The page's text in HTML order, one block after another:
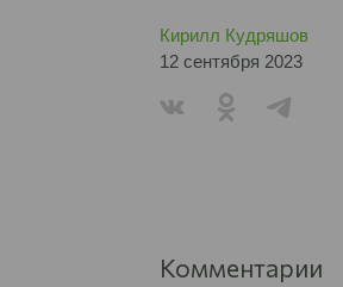
Кирилл Кудряшов
12 сентября 2023
Комментарии